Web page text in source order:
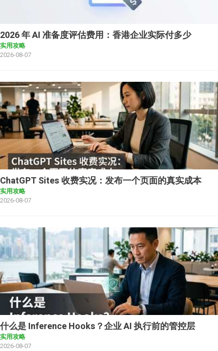
2026 年 AI 准备度评估费用：香港企业实际付多少
实用攻略
2026-08-07
ChatGPT Sites 收费实况：发布一个页面的真实成本
实用攻略
2026-08-07
什么是 Inference Hooks？企业 AI 执行前的管控层
实用攻略
2026-08-07